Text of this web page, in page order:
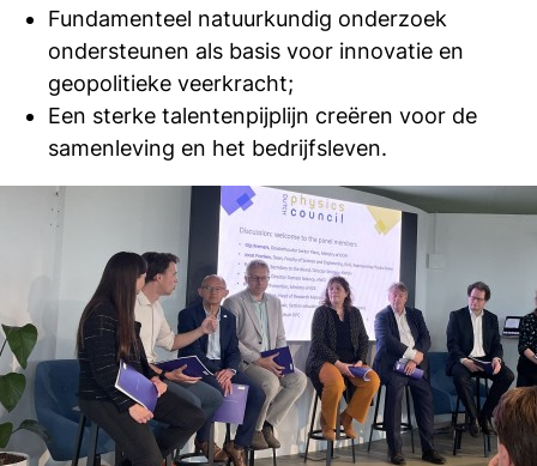
Fundamenteel natuurkundig onderzoek
ondersteunen als basis voor innovatie en
geopolitieke veerkracht;
Een sterke talentenpijplijn creëren voor de
samenleving en het bedrijfsleven.